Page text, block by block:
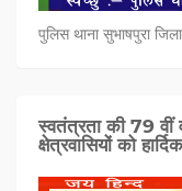
पुलिस थाना सुभाषपुरा
स्वतंत्रता की 79 वीं
क्षेत्रवासियों को